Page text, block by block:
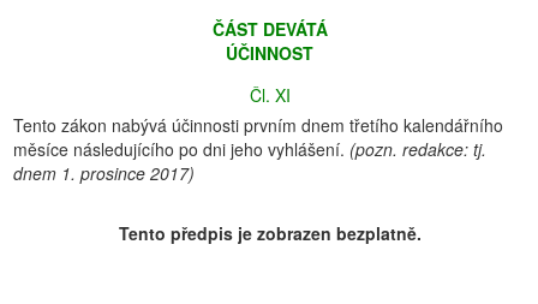
ČÁST DEVÁTÁ
ÚČINNOST
Čl. XI
Tento zákon nabývá účinnosti prvním dnem třetího kalendářního
měsíce následujícího po dni jeho vyhlášení. (pozn. redakce: tj.
dnem 1. prosince 2017)
Tento předpis je zobrazen bezplatně.